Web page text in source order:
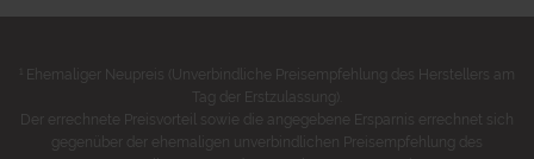
Ehemaliger Neupreis (Unverbindliche Preisempfehlung des Herstellers am
Tag der Erstzulassung).
Der errechnete Preisvorteil sowie die angegebene Ersparnis errechnet sich
gegenüber der ehemaligen unverbindlichen Preisempfehlung des